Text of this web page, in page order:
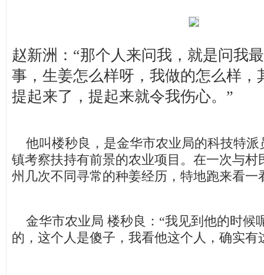
赵新洲：“那个人来问我，就是问我
事，生姜怎么样呀，我做的怎么样，
提起来了，提起来就令我伤心。”
他叫楼秒良，是金华市农业局的科技特派
镇考察扶持有前景的农业项目。在一次与村
州几次不同寻常的种姜经历，特地跑来看一
金华市农业局 楼秒良：“我见到他的时候
的，这个人是傻子，我看他这个人，确实有